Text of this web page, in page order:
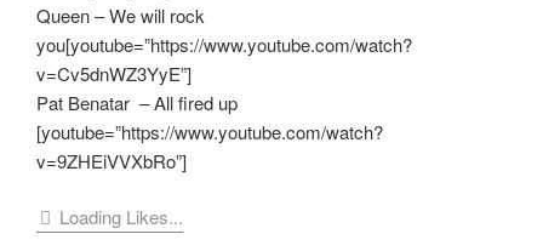
Queen – We will rock
you[youtube=”https://www.youtube.com/watch?
v=Cv5dnWZ3YyE”]
Pat Benatar – All fired up
[youtube=”https://www.youtube.com/watch?
v=9ZHEiVVXbRo”]
Loading Likes...